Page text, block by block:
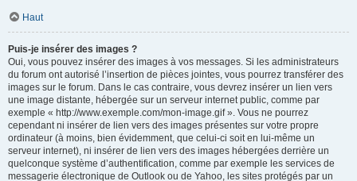
Haut
Puis-je insérer des images ?
Oui, vous pouvez insérer des images à vos messages. Si les administrateurs
du forum ont autorisé l’insertion de pièces jointes, vous pourrez transférer des
images sur le forum. Dans le cas contraire, vous devrez insérer un lien vers
une image distante, hébergée sur un serveur internet public, comme par
exemple « http://www.exemple.com/mon-image.gif ». Vous ne pourrez
cependant ni insérer de lien vers des images présentes sur votre propre
ordinateur (à moins, bien évidemment, que celui-ci soit en lui-même un
serveur internet), ni insérer de lien vers des images hébergées derrière un
quelconque système d’authentification, comme par exemple les services de
messagerie électronique de Outlook ou de Yahoo, les sites protégés par un